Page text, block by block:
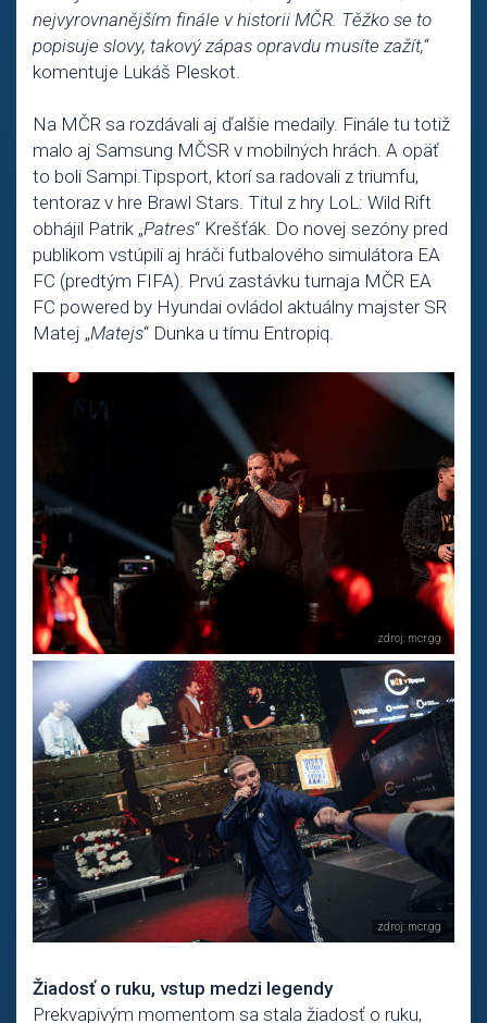
nejvyrovnanějším finále v historii MČR. Těžko se to
popisuje slovy, takový zápas opravdu musíte zažít,“
komentuje Lukáš Pleskot.
Na MČR sa rozdávali aj ďalšie medaily. Finále tu totiž
malo aj Samsung MČSR v mobilných hrách. A opäť
to boli Sampi.Tipsport, ktorí sa radovali z triumfu,
tentoraz v hre Brawl Stars. Titul z hry LoL: Wild Rift
obhájil Patrik „Patres“ Krešťák. Do novej sezóny pred
publikom vstúpili aj hráči futbalového simulátora EA
FC (predtým FIFA). Prvú zastávku turnaja MČR EA
FC powered by Hyundai ovládol aktuálny majster SR
Matej „Matejs“ Dunka u tímu Entropiq.
Žiadosť o ruku, vstup medzi legendy
Prekvapivým momentom sa stala žiadosť o ruku,